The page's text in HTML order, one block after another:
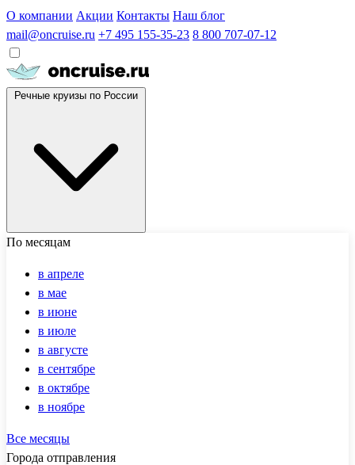
О компании Акции Контакты Наш блог
mail@oncruise.ru +7 495 155-35-23 8 800 707-07-12
По месяцам
в апреле
в мае
в июне
в июле
в августе
в сентябре
в октябре
в ноябре
Все месяцы
Города отправления